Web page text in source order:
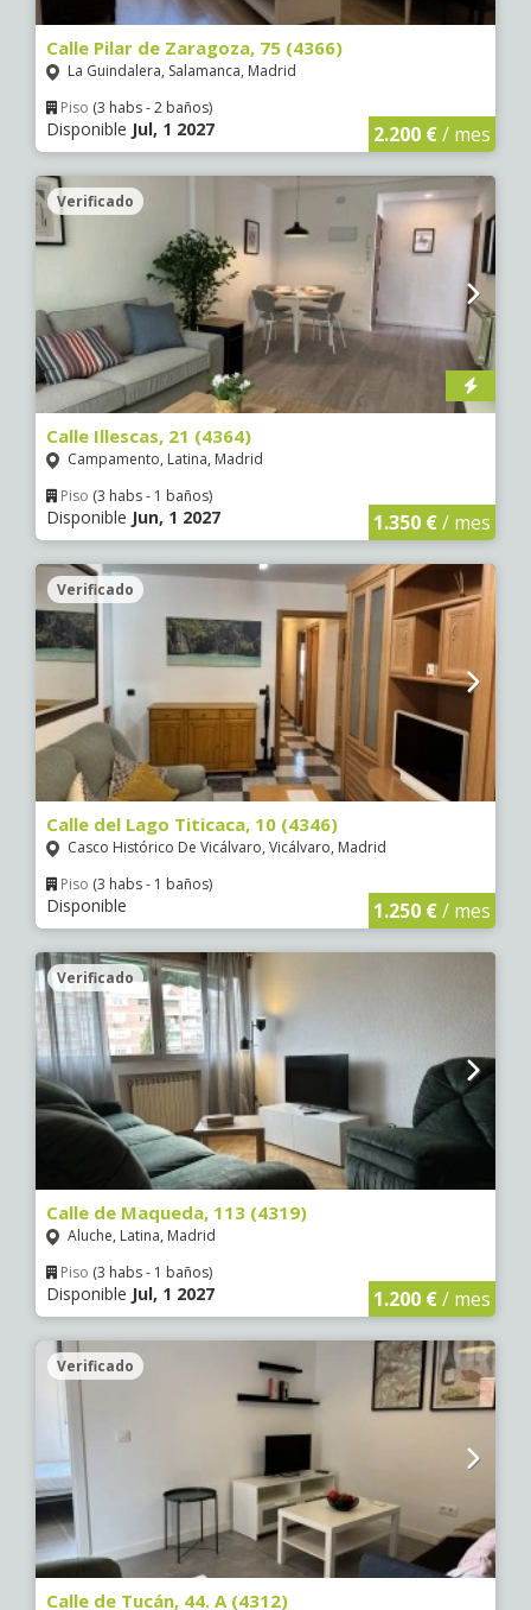
Calle Pilar de Zaragoza, 75 (4366)
La Guindalera, Salamanca, Madrid
Piso (3 habs - 2 baños)
Disponible Jul, 1 2027 2.200 €/ mes
Verificado
Calle Illescas, 21 (4364)
Campamento, Latina, Madrid
Piso (3 habs - 1 baños)
Disponible Jun, 1 2027 1.350 €/ mes
Verificado
Calle del Lago Titicaca, 10 (4346)
Casco Histórico De Vicálvaro, Vicálvaro, Madrid
Piso (3 habs - 1 baños)
Disponible 1.250 €/ mes
Verificado
Calle de Maqueda, 113 (4319)
Aluche, Latina, Madrid
Piso (3 habs - 1 baños)
Disponible Jul, 1 2027 1.200 €/ mes
Verificado
Calle de Tucán, 44. A (4312)